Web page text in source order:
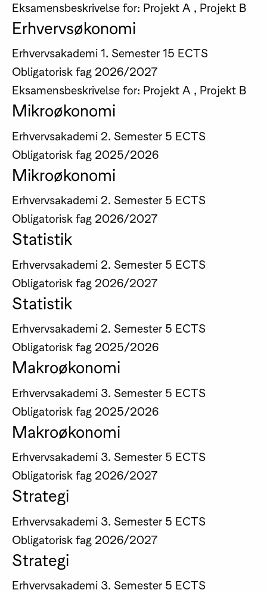
Eksamensbeskrivelse for: Projekt A , Projekt B
Erhvervsøkonomi
Erhvervsakademi 1. Semester 15 ECTS
Obligatorisk fag 2026/2027
Eksamensbeskrivelse for: Projekt A , Projekt B
Mikroøkonomi
Erhvervsakademi 2. Semester 5 ECTS
Obligatorisk fag 2025/2026
Mikroøkonomi
Erhvervsakademi 2. Semester 5 ECTS
Obligatorisk fag 2026/2027
Statistik
Erhvervsakademi 2. Semester 5 ECTS
Obligatorisk fag 2026/2027
Statistik
Erhvervsakademi 2. Semester 5 ECTS
Obligatorisk fag 2025/2026
Makroøkonomi
Erhvervsakademi 3. Semester 5 ECTS
Obligatorisk fag 2025/2026
Makroøkonomi
Erhvervsakademi 3. Semester 5 ECTS
Obligatorisk fag 2026/2027
Strategi
Erhvervsakademi 3. Semester 5 ECTS
Obligatorisk fag 2026/2027
Strategi
Erhvervsakademi 3. Semester 5 ECTS